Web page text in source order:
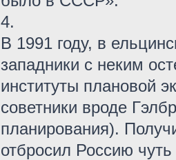
4.
В 1991 году, в
западники с неким
институты плановой
советники вроде
планирования).
отбросил Россию